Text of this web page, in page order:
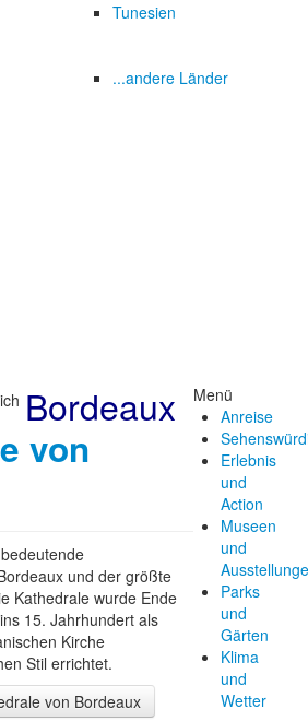
Tunesien
...andere Länder
Bordeaux
von
und der größte
Kathedrale wurde Ende
15. Jahrhundert als
Kirche
Stil errichtet.
von Bordeaux
Menü
Anreise
Erlebnis
und
Action
Museen
und
Parks
und
Gärten
Klima
und
Wetter